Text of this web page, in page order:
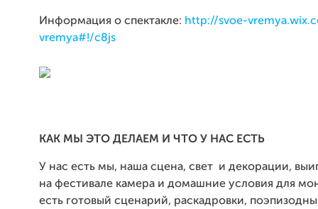
Информация о спектакле: http://svoe-
vremya#!/c8js
КАК МЫ ЭТО ДЕЛАЕМ И ЧТО У НАС ЕСТЬ
У нас есть мы, наша сцена, свет и декорации,
на фестивале камера и домашние условия для
есть готовый сценарий, раскадровки,